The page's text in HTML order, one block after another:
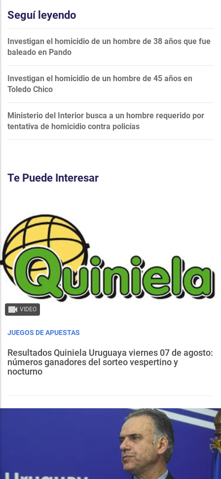
Seguí leyendo
Investigan el homicidio de un hombre de 38 años que fue
baleado en Pando
Investigan el homicidio de un hombre de 45 años en
Toledo Chico
Ministerio del Interior busca a un hombre requerido por
tentativa de homicidio contra policías
Te Puede Interesar
VIDEO
JUEGOS DE APUESTAS
Resultados Quiniela Uruguaya viernes 07 de agosto:
números ganadores del sorteo vespertino y
nocturno